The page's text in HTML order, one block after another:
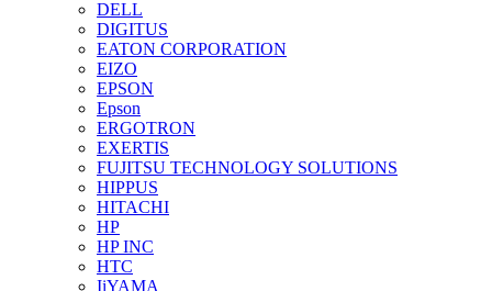
DELL
DIGITUS
EATON CORPORATION
EIZO
EPSON
Epson
ERGOTRON
EXERTIS
FUJITSU TECHNOLOGY SOLUTIONS
HIPPUS
HITACHI
HP
HP INC
HTC
IiYAMA